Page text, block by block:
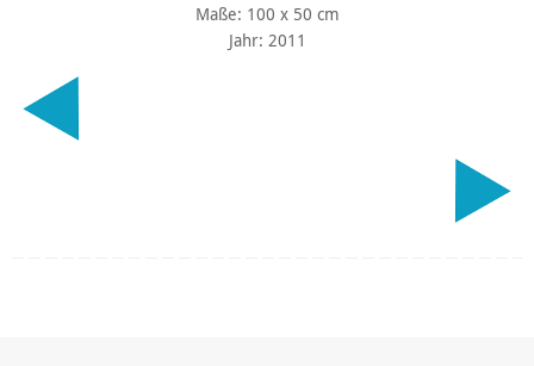
Maße: 100 x 50 cm
Jahr: 2011